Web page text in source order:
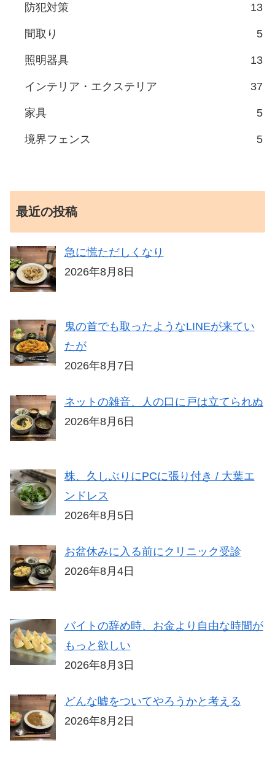
防犯対策 13
間取り 5
照明器具 13
インテリア・エクステリア 37
家具 5
境界フェンス 5
最近の投稿
急に慌ただしくなり
2026年8月8日
鬼の首でも取ったようなLINEが来てい
たが
2026年8月7日
ネットの雑音、人の口に戸は立てられぬ
2026年8月6日
株、久しぶりにPCに張り付き / 大葉エ
ンドレス
2026年8月5日
お盆休みに入る前にクリニック受診
2026年8月4日
バイトの辞め時、お金より自由な時間が
もっと欲しい
2026年8月3日
どんな嘘をついてやろうかと考える
2026年8月2日